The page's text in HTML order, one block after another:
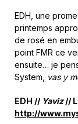
EDH, une
printemps
de rosé en
point FMR ce
ensuite… je
System,
vas y
EDH // Yaviz//
http://